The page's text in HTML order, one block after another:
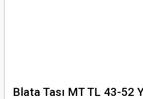
Blata Tası MT TL 43-52